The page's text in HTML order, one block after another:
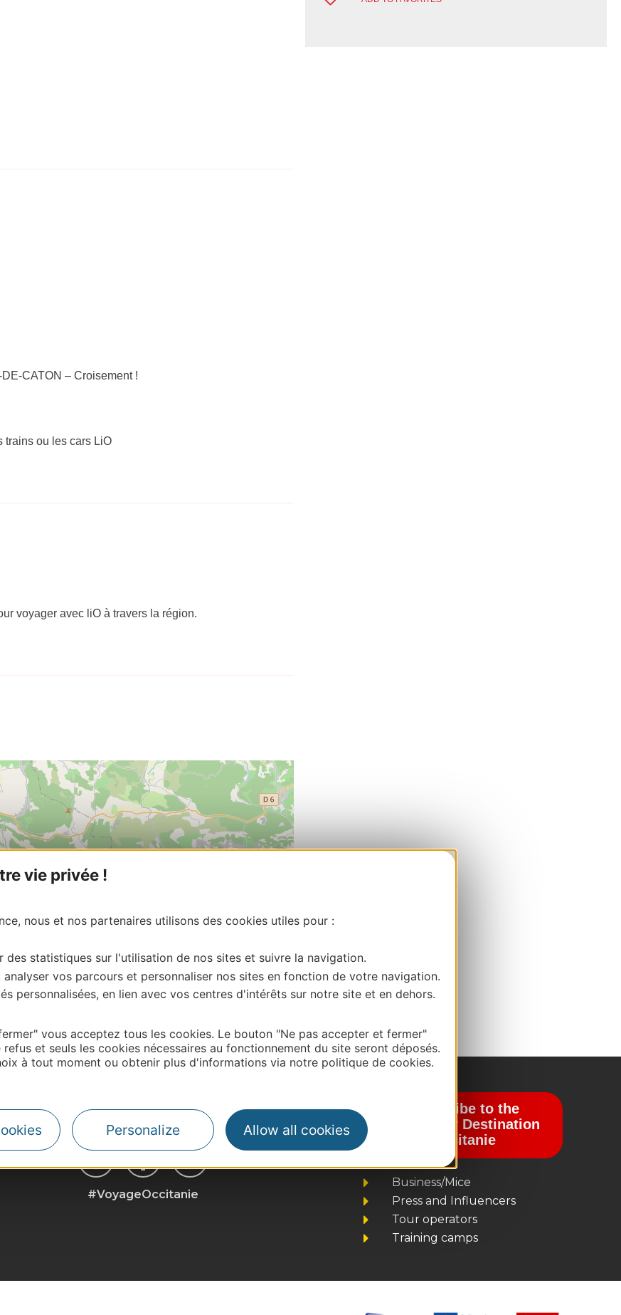
vie privée !
nous et nos partenaires utilisons des cookies utiles pour :
des statistiques sur l'utilisation de nos sites et suivre la navigation.
analyser vos parcours et personnaliser nos sites en fonction de votre navigation.
personnalisées, en lien avec vos centres d'intérêts sur notre site et en dehors.
vous acceptez tous les cookies. Le bouton "Ne pas accepter et fermer"
et seuls les cookies nécessaires au fonctionnement du site seront déposés.
à tout moment ou obtenir plus d'informations via notre politique de cookies.
Personalize Allow all cookies
CATON – Croisement !
trains ou les cars LiO
voyager avec liO à travers la région.
Leaflet| Map data ©OpenStreetMap contributors
#VoyageOccitanie
Subscribe to the
newsletter Destination
Occitanie
Business/Mice
Press and Influencers
Tour operators
Training camps